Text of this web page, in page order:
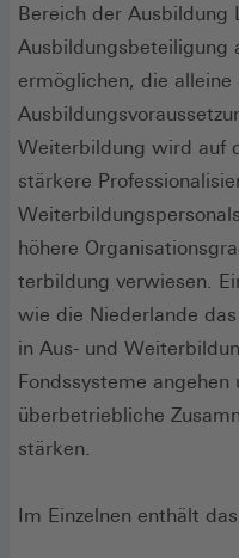
Bereich der Ausbildung
Ausbildungsbeteiligung
ermöglichen, die alleine
Weiterbildung wird auf
stärkere
höhere
terbildung verwiesen.
wie die Niederlande
in Aus- und
Fondssysteme angehen
überbetriebliche
stärken.
Im Einzelnen enthält